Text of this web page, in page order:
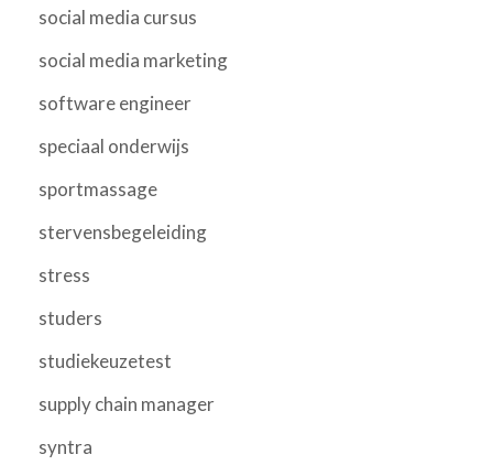
social media cursus
social media marketing
software engineer
speciaal onderwijs
sportmassage
stervensbegeleiding
stress
studers
studiekeuzetest
supply chain manager
syntra